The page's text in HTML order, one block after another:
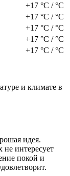
+17 °C / °C
+17 °C / °C
+17 °C / °C
+17 °C / °C
+17 °C / °C
и климате в
идея.
интересует
покой и